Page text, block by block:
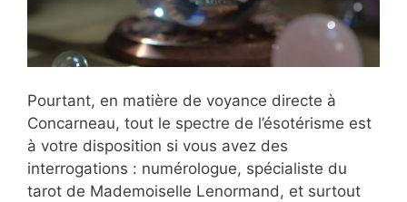
Pourtant, en matière de voyance directe à
Concarneau, tout le spectre de l’ésotérisme est
à votre disposition si vous avez des
interrogations : numérologue, spécialiste du
tarot de Mademoiselle Lenormand, et surtout